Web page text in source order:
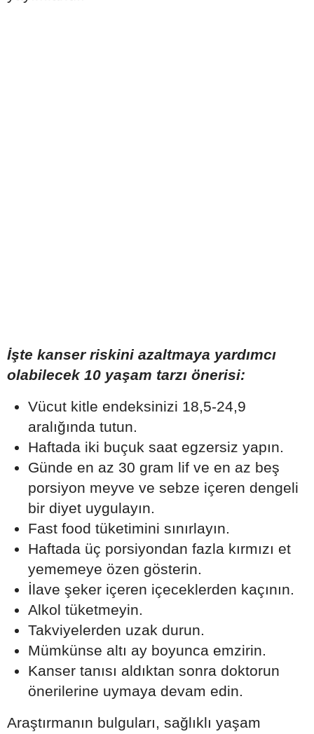
İşte kanser riskini azaltmaya yardımcı
olabilecek 10 yaşam tarzı önerisi:
Vücut kitle endeksinizi 18,5-24,9
aralığında tutun.
Haftada iki buçuk saat egzersiz yapın.
Günde en az 30 gram lif ve en az beş
porsiyon meyve ve sebze içeren dengeli
bir diyet uygulayın.
Fast food tüketimini sınırlayın.
Haftada üç porsiyondan fazla kırmızı et
yememeye özen gösterin.
İlave şeker içeren içeceklerden kaçının.
Alkol tüketmeyin.
Takviyelerden uzak durun.
Mümkünse altı ay boyunca emzirin.
Kanser tanısı aldıktan sonra doktorun
önerilerine uymaya devam edin.
Araştırmanın bulguları, sağlıklı yaşam